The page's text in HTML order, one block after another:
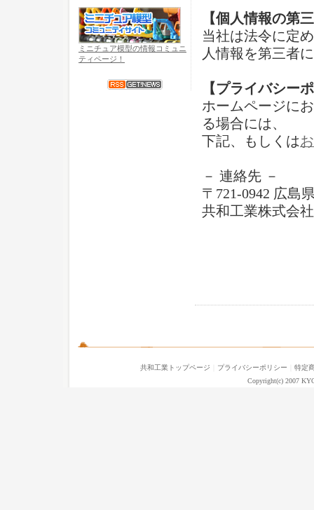
ミニチュア模型の情報コミュニ
ティページ！
【個人情報の第
当社は法令に定
人情報を第三者
【プライバシー
ホームページに
る場合には、
下記、もしくは
－ 連絡先 －
〒721-0942 広島
共和工業株式会社
共和工業トップページ プライバシーポリシー
特定
Copyright(c) 2007